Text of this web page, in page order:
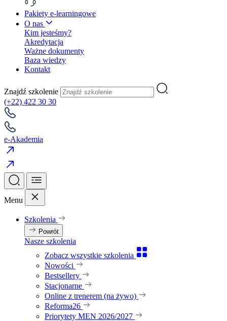
Pakiety e-learningowe
O nas
Kim jesteśmy?
Akredytacja
Ważne dokumenty
Baza wiedzy
Kontakt
Znajdź szkolenie
(+22) 422 30 30
e-Akademia
Menu
Szkolenia
Powrót
Nasze szkolenia
Zobacz wszystkie szkolenia
Nowości
Bestsellery
Stacjonarne
Online z trenerem (na żywo)
Reforma26
Priorytety MEN 2026/2027